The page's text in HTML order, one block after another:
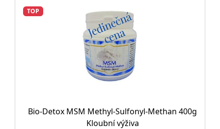
TOP
Bio-Detox MSM Methyl-Sulfonyl-Methan 400g
Kloubní výživa